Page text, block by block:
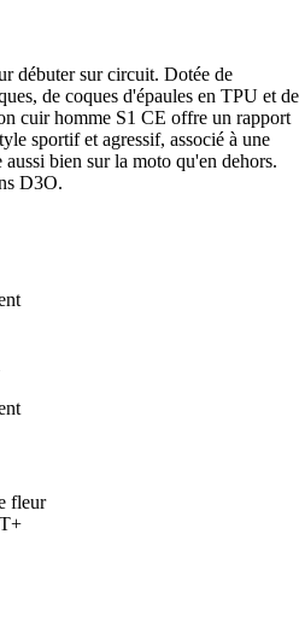
débuter sur circuit. Dotée de
de coques d'épaules en TPU et de
cuir homme S1 CE offre un rapport
sportif et agressif, associé à une
bien sur la moto qu'en dehors.
D3O.
fleur